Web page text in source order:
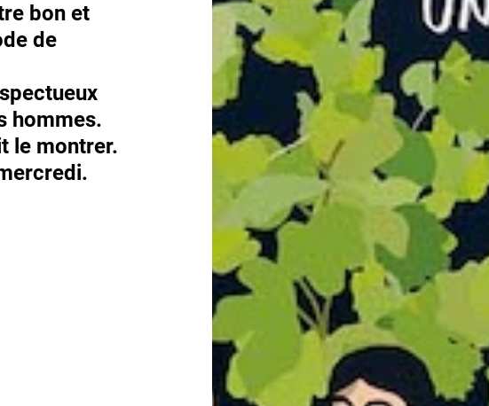
bon et
de
hommes.
le montrer.